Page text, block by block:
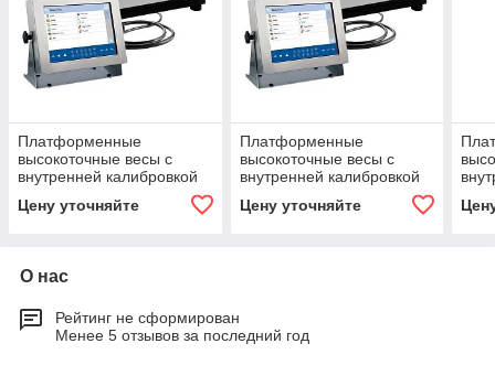
Платформенные
высокоточные весы с
внутренней калибровкой
Цену уточняйте
Платформенные
высокоточные весы с
внутренней калибровкой
Цену уточняйте
О нас
Рейтинг не сформирован
Менее 5 отзывов за последний год